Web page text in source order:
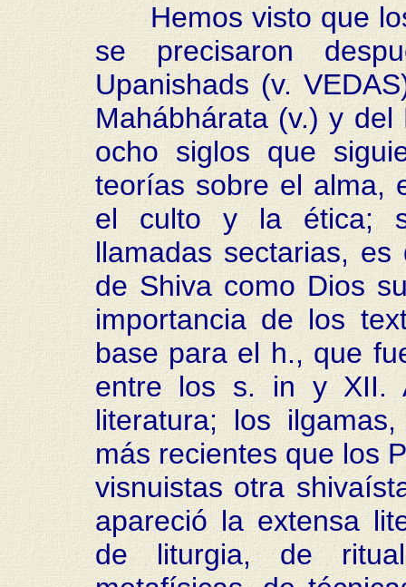
Hemos visto que los
se precisaron
Upanishads (v.
Mahábhárata (v.) y
ocho siglos que
teorías sobre el alma,
el culto y la ética;
llamadas sectarias,
de Shiva como Dios
importancia de los
base para el h., que
entre los s. in y XII.
literatura; los
más recientes que los
visnuistas otra
apareció la extensa
de liturgia, de